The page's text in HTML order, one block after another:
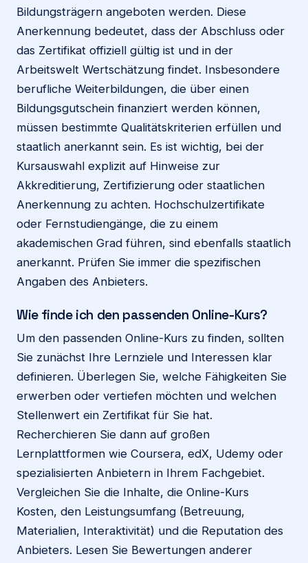
Bildungsträgern angeboten werden. Diese
Anerkennung bedeutet, dass der Abschluss oder
das Zertifikat offiziell gültig ist und in der
Arbeitswelt Wertschätzung findet. Insbesondere
berufliche Weiterbildungen, die über einen
Bildungsgutschein finanziert werden können,
müssen bestimmte Qualitätskriterien erfüllen und
staatlich anerkannt sein. Es ist wichtig, bei der
Kursauswahl explizit auf Hinweise zur
Akkreditierung, Zertifizierung oder staatlichen
Anerkennung zu achten. Hochschulzertifikate
oder Fernstudiengänge, die zu einem
akademischen Grad führen, sind ebenfalls staatlich
anerkannt. Prüfen Sie immer die spezifischen
Angaben des Anbieters.
Wie finde ich den passenden Online-Kurs?
Um den passenden Online-Kurs zu finden, sollten
Sie zunächst Ihre Lernziele und Interessen klar
definieren. Überlegen Sie, welche Fähigkeiten Sie
erwerben oder vertiefen möchten und welchen
Stellenwert ein Zertifikat für Sie hat.
Recherchieren Sie dann auf großen
Lernplattformen wie Coursera, edX, Udemy oder
spezialisierten Anbietern in Ihrem Fachgebiet.
Vergleichen Sie die Inhalte, die Online-Kurs
Kosten, den Leistungsumfang (Betreuung,
Materialien, Interaktivität) und die Reputation des
Anbieters. Lesen Sie Bewertungen anderer